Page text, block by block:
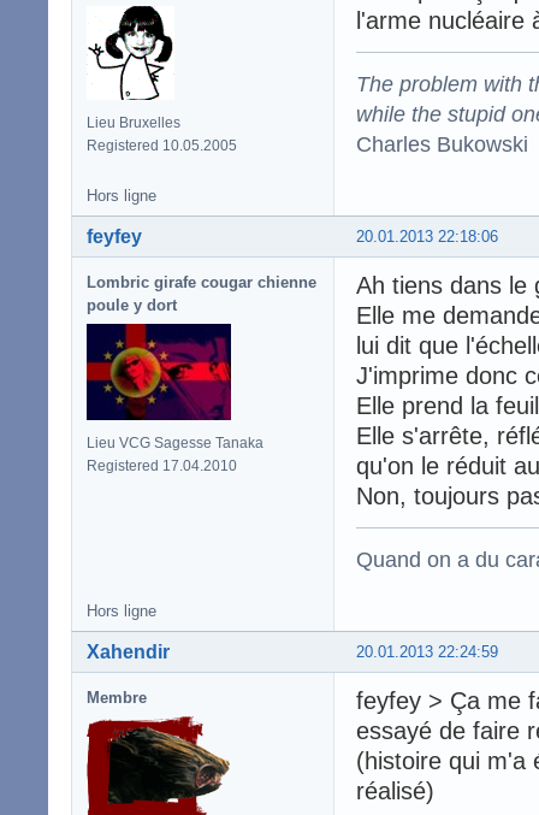
Lieu Bruxelles
Registered 10.05.2005
l'arme
The problem with
while the stupid
Charles Bukowski
Hors ligne
20.01.2013 22:18:06
feyfey
Lombric girafe cougar chienne
poule y dort
Lieu VCG Sagesse Tanaka
Registered 17.04.2010
Ah tiens dans le
Elle me
lui dit que
J'imprime donc
Elle prend la
Elle s'arrête,
qu'on le réduit
Non, toujours
Quand on a du
Hors ligne
20.01.2013 22:24:59
Xahendir
Membre
feyfey > Ça me
essayé de faire
(histoire qui m'a
réalisé)